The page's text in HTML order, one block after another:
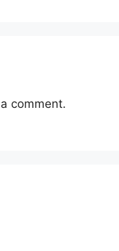
comment.